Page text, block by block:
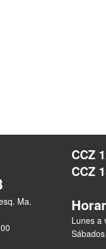
Ma.
CCZ
CCZ
Lunes a